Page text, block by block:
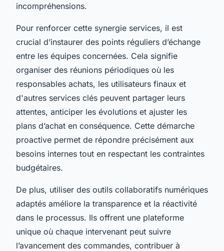
incompréhensions.
Pour renforcer cette synergie services, il est
crucial d’instaurer des points réguliers d’échange
entre les équipes concernées. Cela signifie
organiser des réunions périodiques où les
responsables achats, les utilisateurs finaux et
d'autres services clés peuvent partager leurs
attentes, anticiper les évolutions et ajuster les
plans d’achat en conséquence. Cette démarche
proactive permet de répondre précisément aux
besoins internes tout en respectant les contraintes
budgétaires.
De plus, utiliser des outils collaboratifs numériques
adaptés améliore la transparence et la réactivité
dans le processus. Ils offrent une plateforme
unique où chaque intervenant peut suivre
l’avancement des commandes, contribuer à